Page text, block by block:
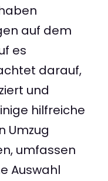
auf dem
es
darauf,
und
hilfreiche
Umzug
umfassen
Auswahl